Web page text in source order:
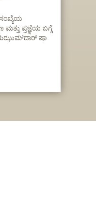
ಪ್ರಜ್ಞೆಯ ಬಗ್ಗೆ
ಮಝುಮ್‍ದಾರ್ ಷಾ